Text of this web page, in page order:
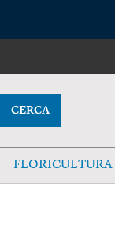
CERCA
FLORICULTURA